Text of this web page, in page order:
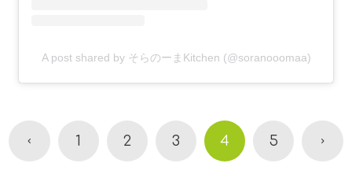
A post shared by そらのーまKitchen (@soranooomaa)
1 2 3 4 5